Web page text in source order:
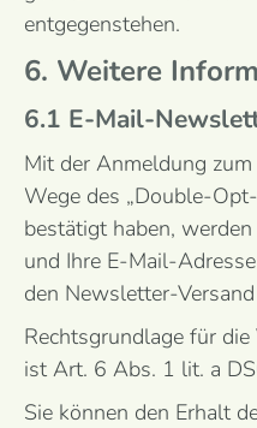
entgegenstehen.
6. Weitere
6.1 E-Mail-
Mit der Anmeldung
Wege des „Double-
bestätigt haben,
und Ihre E-Mail-
den Newsletter-
Rechtsgrundlage für
ist Art. 6 Abs. 1 lit. a
Sie können den Erhalt